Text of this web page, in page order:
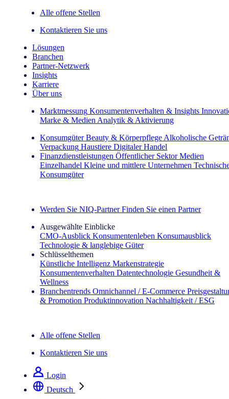
Alle offene Stellen
Kontaktieren Sie uns
Lösungen
Branchen
Partner-Netzwerk
Insights
Karriere
Über uns
Marktmessung Konsumentenverhalten & Insights
Marke & Medien Analytik & Aktivierung
Konsumgüter Beauty & Körperpflege Alkoholische
Verpackung Haustiere Digitaler Handel
Finanzdienstleistungen Öffentlicher Sektor Medien
Einzelhandel Kleine und mittlere Unternehmen
Konsumgüter
Werden Sie NIQ-Partner Finden Sie einen Partner
Ausgewählte Einblicke
CMO‑Ausblick Konsumentenleben Konsumausblick
Technologie & langlebige Güter
Schlüsselthemen
Künstliche Intelligenz Markenstrategie
Konsumentenverhalten Datentechnologie Gesundheit &
Wellness
Branchentrends Omnichannel / E‑Commerce
& Promotion Produktinnovation Nachhaltigkeit / ESG
Alle offene Stellen
Kontaktieren Sie uns
Login
Deutsch